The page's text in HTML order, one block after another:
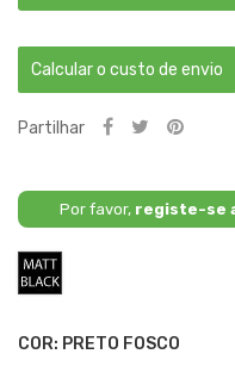
Calcular o custo de envio
Partilhar
Por favor, registe-se
COR: PRETO FOSCO